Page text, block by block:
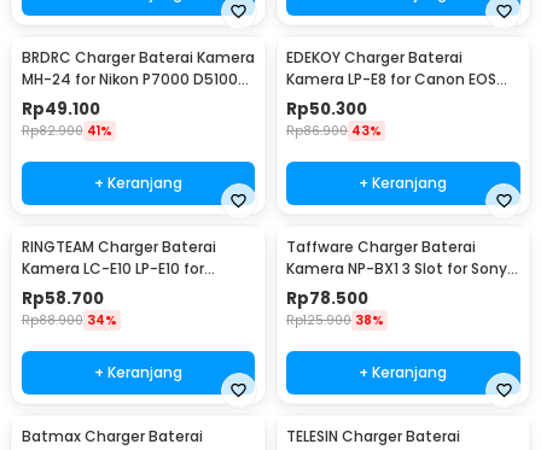
BRDRC Charger Baterai Kamera
MH-24 for Nikon P7000 D5100
D5200 D5300 - BR100
Rp49.100
Rp82.900 41%
+ Keranjang
EDEKOY Charger Baterai
Kamera LP-E8 for Canon EOS
550D 600D 650D 700D - LC-
E8C
Rp50.300
Rp86.900 43%
+ Keranjang
RINGTEAM Charger Baterai
Kamera LC-E10 LP-E10 for
Canon EOS 1100D X50 - LC-E10
Rp58.700
Rp88.900 34%
+ Keranjang
Taffware Charger Baterai
Kamera NP-BX1 3 Slot for Sony
Cybershot HDR - TFBX1
Rp78.500
Rp125.900 38%
+ Keranjang
Batmax Charger Baterai
TELESIN Charger Baterai